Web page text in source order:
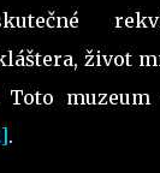
život
Toto
.